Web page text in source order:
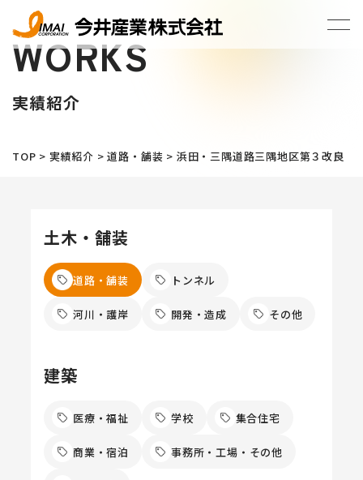
WORKS
実績紹介
TOP > 実績紹介 >道路・舗装 > 浜田・三隅道路三隅地区第３改良
土木・舗装
道路・舗装 トンネル
河川・護岸 開発・造成 その他
建築
医療・福祉 学校 集合住宅
商業・宿泊 事務所・工場・その他